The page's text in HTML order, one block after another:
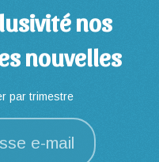
nos
nouvelles
par trimestre
e-mail